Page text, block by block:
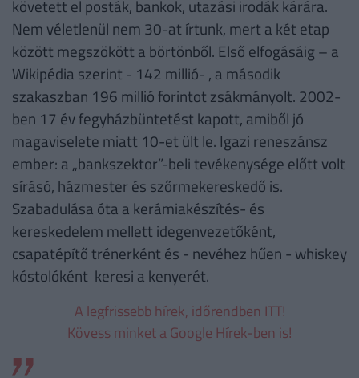
követett el posták, bankok, utazási irodák kárára.
Nem véletlenül nem 30-at írtunk, mert a két etap
között megszökött a börtönből. Első elfogásáig – a
Wikipédia szerint - 142 millió- , a második
szakaszban 196 millió forintot zsákmányolt. 2002-
ben 17 év fegyházbüntetést kapott, amiből jó
magaviselete miatt 10-et ült le. Igazi reneszánsz
ember: a „bankszektor”-beli tevékenysége előtt volt
sírásó, házmester és szőrmekereskedő is.
Szabadulása óta a kerámiakészítés- és
kereskedelem mellett idegenvezetőként,
csapatépítő trénerként és - nevéhez hűen - whiskey
kóstolóként keresi a kenyerét.
A legfrissebb hírek, időrendben ITT!
Kövess minket a Google Hírek-ben is!